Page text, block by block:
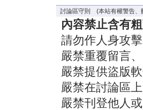
討論區守則 (本站有權警告、
內容禁止含有
請勿作人身攻
嚴禁重覆留言
嚴禁提供盜版
嚴禁在討論區
嚴禁刊登他人